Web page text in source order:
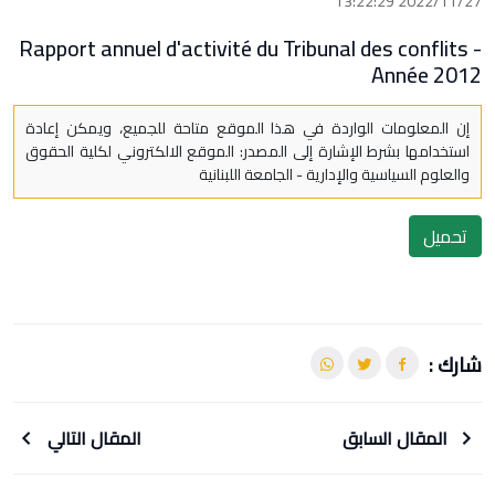
Rapport annuel d'activité du Tribunal des conflits -
Année 2012
إن المعلومات الواردة في هذا الموقع متاحة للجميع، ويمكن إعادة
استخدامها بشرط الإشارة إلى المصدر: الموقع الالكتروني لكلية الحقوق
والعلوم السياسية والإدارية - الجامعة اللبنانية
تحميل
شارك :
المقال السابق المقال التالي